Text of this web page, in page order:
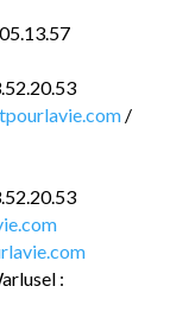
/
: